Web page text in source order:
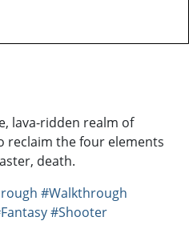
lava-ridden realm of
reclaim the four elements
death.
#Walkthrough
#Shooter